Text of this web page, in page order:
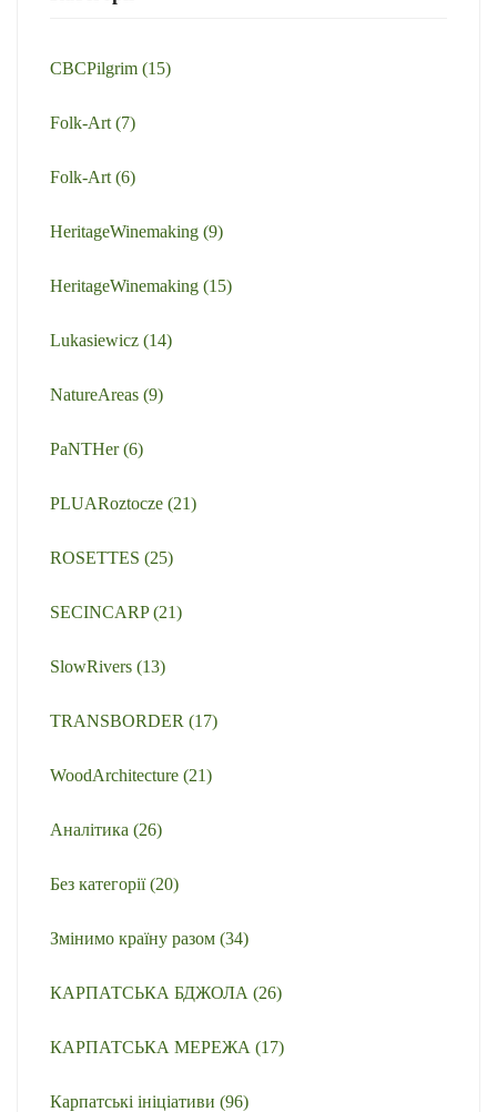
CBCPilgrim (15)
Folk-Art (7)
Folk-Art (6)
HeritageWinemaking (9)
HeritageWinemaking (15)
Lukasiewicz (14)
NatureAreas (9)
PaNTHer(6)
PLUARoztocze (21)
ROSETTES (25)
SECINCARP(21)
SlowRivers (13)
TRANSBORDER (17)
WoodArchitecture (21)
Аналітика (26)
Без категорії(20)
Змінимо країну разом (34)
КАРПАТСЬКА БДЖОЛА (26)
КАРПАТСЬКА МЕРЕЖА (17)
Карпатські ініціативи (96)